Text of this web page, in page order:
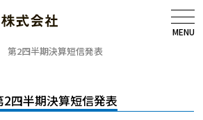
MENU
第2四半期決算短信発表
四半期決算短信発表